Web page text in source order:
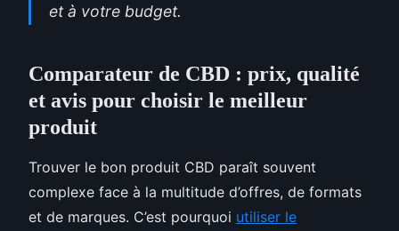
et à votre budget.
Comparateur de CBD : prix, qualité
et avis pour choisir le meilleur
produit
Trouver le bon produit CBD paraît souvent
complexe face à la multitude d’offres, de formats
et de marques. C’est pourquoi utiliser le